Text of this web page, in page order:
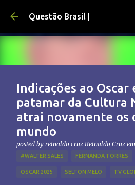
Pular para
Questão Brasil |
Indicações ao Oscar
patamar da Cultura
atrai novamente os
mundo
posted by reinaldo cruz Reinaldo Cruz em
#WALTER SALES FERNANDA TORRES
OSCAR 2025 SELTON MELO TV